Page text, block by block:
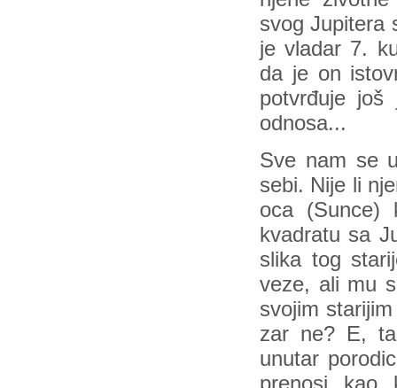
svog Jupitera
je vladar 7.
da je on
potvrđuje još
odnosa...
Sve nam se
sebi. Nije li
oca (Sunce)
kvadratu sa
slika tog
veze, ali mu
svojim
zar ne? E, ta
unutar